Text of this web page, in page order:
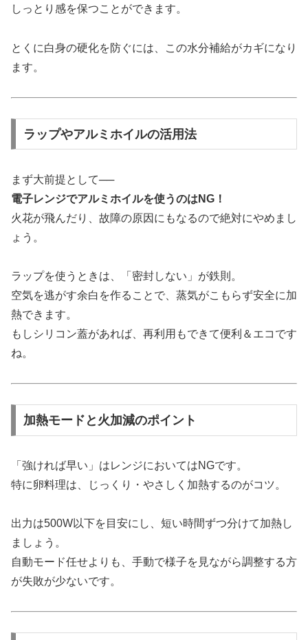
しっとり感を保つことができます。
とくに白身の硬化を防ぐには、この水分補給がカギになり
ます。
ラップやアルミホイルの活用法
まず大前提として──
電子レンジでアルミホイルを使うのはNG！
火花が飛んだり、故障の原因にもなるので絶対にやめまし
ょう。
ラップを使うときは、「密封しない」が鉄則。
空気を逃がす余白を作ることで、蒸気がこもらず安全に加
熱できます。
もしシリコン蓋があれば、再利用もできて便利＆エコです
ね。
加熱モードと火加減のポイント
「強ければ早い」はレンジにおいてはNGです。
特に卵料理は、じっくり・やさしく加熱するのがコツ。
出力は500W以下を目安にし、短い時間ずつ分けて加熱し
ましょう。
自動モード任せよりも、手動で様子を見ながら調整する方
が失敗が少ないです。